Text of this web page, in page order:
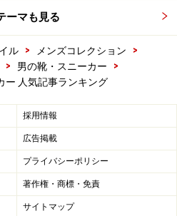
ーマも見る
ル > メンズコレクション
>
> 男の靴・スニーカー
>
ー 人気記事ランキング
採用情報
広告掲載
プライバシーポリシー
著作権・商標・免責
サイトマップ